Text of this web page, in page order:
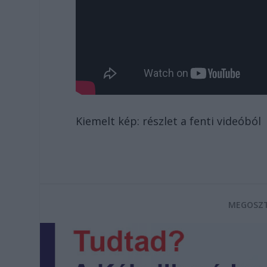
Kiemelt kép: részlet a fenti videóból